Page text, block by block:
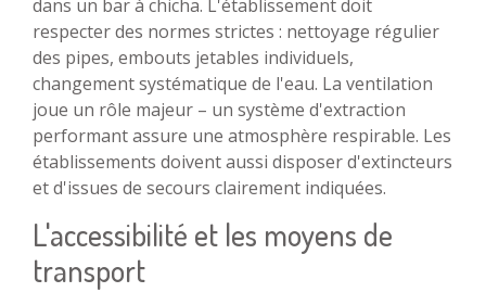
dans un bar à chicha. L'établissement doit
respecter des normes strictes : nettoyage régulier
des pipes, embouts jetables individuels,
changement systématique de l'eau. La ventilation
joue un rôle majeur – un système d'extraction
performant assure une atmosphère respirable. Les
établissements doivent aussi disposer d'extincteurs
et d'issues de secours clairement indiquées.
L'accessibilité et les moyens de
transport